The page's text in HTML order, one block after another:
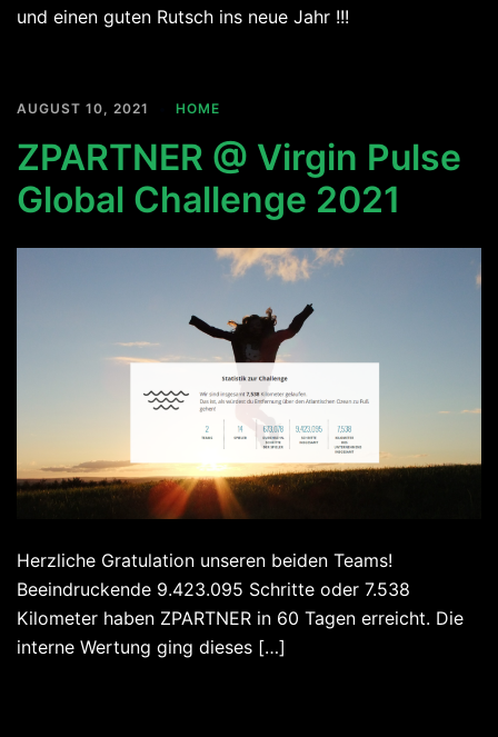
und einen guten Rutsch ins neue Jahr !!!
AUGUST 10, 2021 HOME
ZPARTNER @ Virgin Pulse
Global Challenge 2021
Herzliche Gratulation unseren beiden Teams!
Beeindruckende 9.423.095 Schritte oder 7.538
Kilometer haben ZPARTNER in 60 Tagen erreicht. Die
interne Wertung ging dieses […]